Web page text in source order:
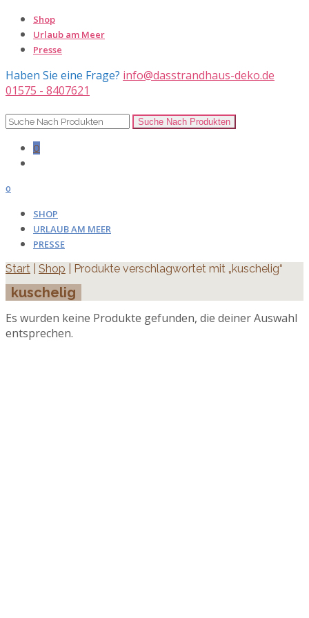
Shop
Urlaub am Meer
Presse
Haben Sie eine Frage? info@dasstrandhaus-deko.de
01575 - 8407621
0
0
SHOP
URLAUB AM MEER
PRESSE
Start Shop | Produkte verschlagwortet mit „kuschelig“
kuschelig
Es wurden keine Produkte gefunden, die deiner Auswahl
entsprechen.